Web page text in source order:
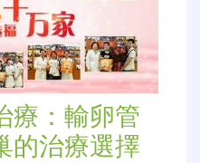
療：輸卵管
的治療選擇